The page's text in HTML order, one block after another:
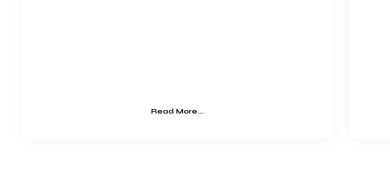
Read More...